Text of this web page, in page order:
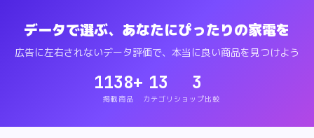
データで選ぶ、あなたにぴったりの家電を
広告に左右されないデータ評価で、本当に良い商品を見つけよう
1138+
掲載商品
13
カテゴリ
3
ショップ比較